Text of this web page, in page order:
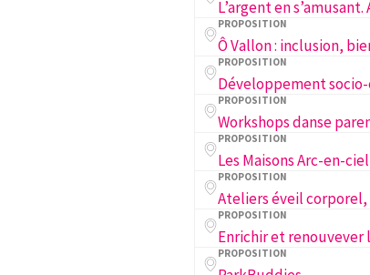
PROPOSITION
PROPOSITION
PROPOSITION
Workshops danse
PROPOSITION
Les Maisons Arc-en-ciel
PROPOSITION
PROPOSITION
PROPOSITION